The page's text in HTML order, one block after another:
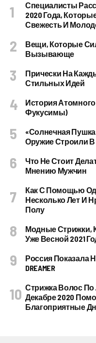
Специалисты
2020 Года,
Свежесть И
Вещи, Которые
Вызывающе
Прически На
Стильных Идей
История
Фукусимы)
«Солнечная
Оружие Строили В
Что Не Стоит
Мнению Мужчин
Как С Помощью
Несколько Лет И
Полу
Модные Стрижки,
Уже Весной 2021
Россия Показала
DREAMER
Стрижка Волос
Декабре 2020
Благоприятные